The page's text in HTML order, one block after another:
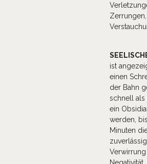
ist
einen
der Bahn
schnell
ein
werden,
Minuten